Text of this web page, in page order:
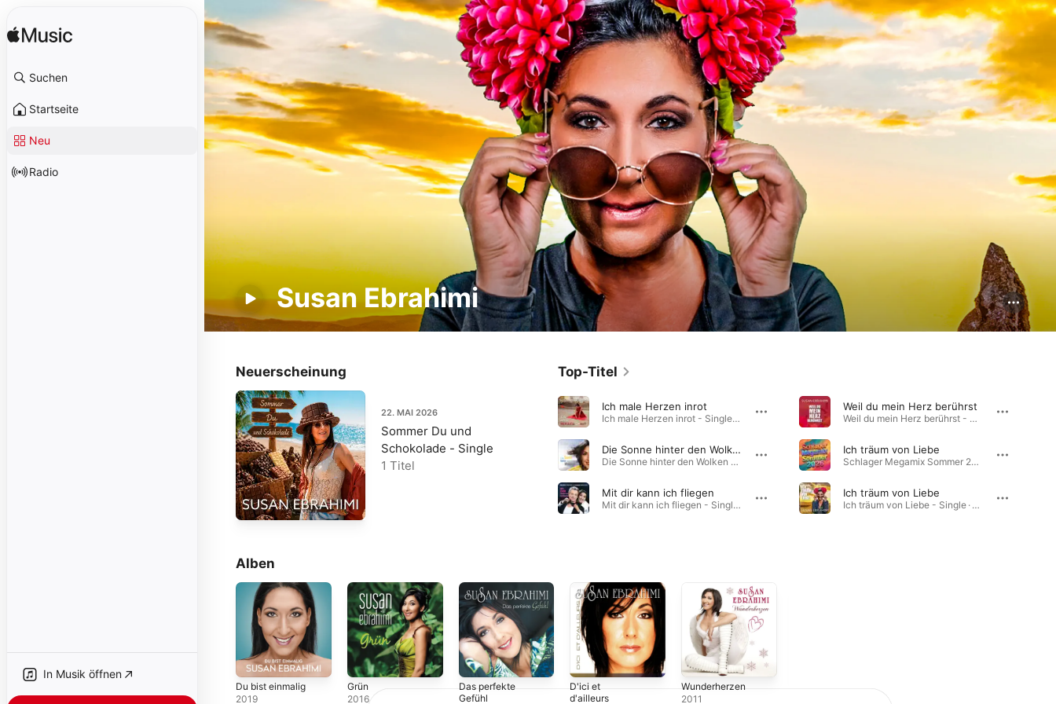
Suchen
Startseite
Neu
Radio
In Musik öffnen
Susan Ebrahimi
Neuerscheinung
22. MAI 2026
Sommer Du und
Schokolade - Single
1 Titel
Top-Titel
Ich male Herzen inrot
Ich male Herzen inrot - Single · 2015
Die Sonne hinter den Wolken
Die Sonne hinter den Wolken - Single · 2023
Mit dir kann ich fliegen
Mit dir kann ich fliegen - Single · 2024
Weil du mein Herz berührst
Weil du mein Herz berührst - Single · 2026
Ich träum von Liebe
Schlager Megamix Sommer 2026 · 2025
Ich träum von Liebe
Ich träum von Liebe - Single · 2025
Alben
Du bist einmalig
2019
Grün
2016
Das perfekte
Gefühl
D'ici et
d'ailleurs
Wunderherzen
2011